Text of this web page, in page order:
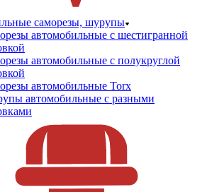
саморезы, шурупы
автомобильные с шестигранной
автомобильные с полукруглой
автомобильные Torx
автомобильные с разными